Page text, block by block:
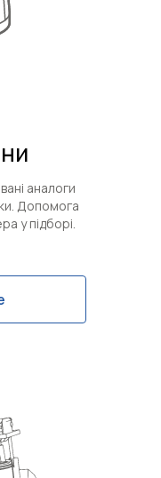
аналоги
Допомога
у підборі.